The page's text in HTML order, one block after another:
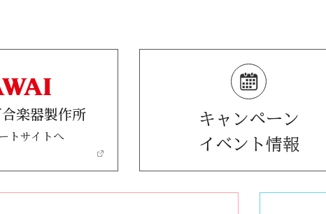
楽器製作所
トサイトへ
キャンペーン
イベント情報